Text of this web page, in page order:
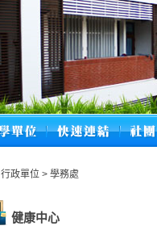
行政單位 > 學務處
健康中心